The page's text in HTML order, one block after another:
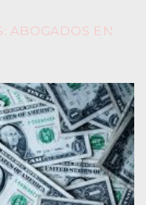
ABOGADOS EN